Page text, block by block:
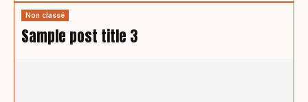
Non classé
Sample post title 3